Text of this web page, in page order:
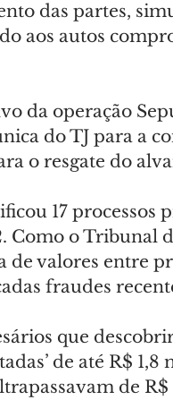
das partes,
aos autos
da operação
do TJ para a
o resgate do
17 processos
Como o Tribunal
valores entre
fraudes
que
de até R$
de